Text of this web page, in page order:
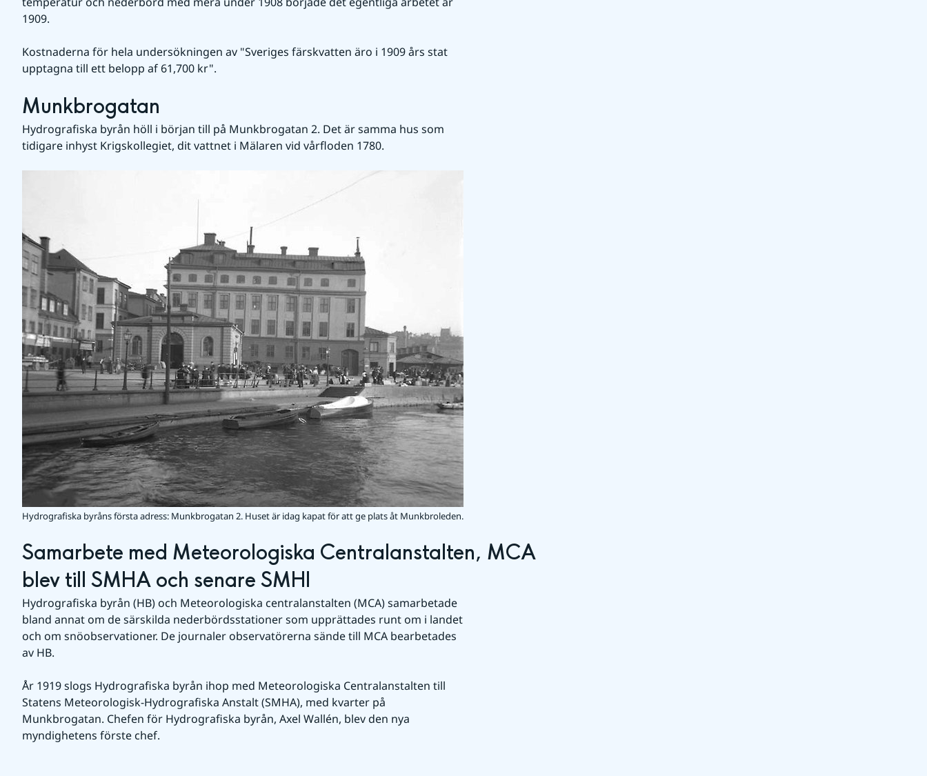
1909.
Kostnaderna för hela undersökningen av "Sveriges färskvatten äro i 1909 års stat
upptagna till ett belopp af 61,700 kr".
Munkbrogatan
Hydrografiska byrån höll i början till på Munkbrogatan 2. Det är samma hus som
tidigare inhyst Krigskollegiet, dit vattnet i Mälaren vid vårfloden 1780.
Hydrografiska byråns första adress: Munkbrogatan 2. Huset är idag kapat för att ge plats åt Munkbroleden.
Samarbete med Meteorologiska Centralanstalten, MCA
blev till SMHA och senare SMHI
Hydrografiska byrån (HB) och Meteorologiska centralanstalten (MCA) samarbetade
bland annat om de särskilda nederbördsstationer som upprättades runt om i landet
och om snöobservationer. De journaler observatörerna sände till MCA bearbetades
av HB.
År 1919 slogs Hydrografiska byrån ihop med Meteorologiska Centralanstalten till
Statens Meteorologisk-Hydrografiska Anstalt (SMHA), med kvarter på
Munkbrogatan. Chefen för Hydrografiska byrån, Axel Wallén, blev den nya
myndighetens förste chef.